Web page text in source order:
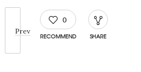
Prev
0
RECOMMEND SHARE